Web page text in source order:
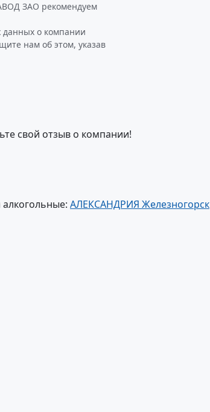
ЗАО рекомендуем
данных о компании
нам об этом, указав
свой отзыв о компании!
АЛЕКСАНДРИЯ Железногорск